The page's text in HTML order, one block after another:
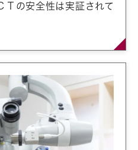
Ｔの安全性は実証されて